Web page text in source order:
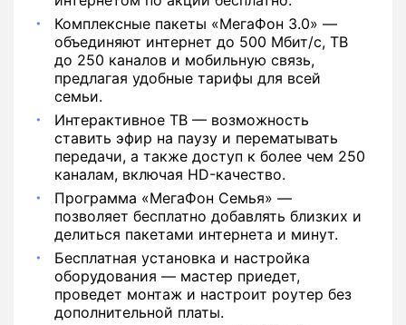
Комплексные пакеты «МегаФон 3.0» —
объединяют интернет до 500 Мбит/с, ТВ
до 250 каналов и мобильную связь,
предлагая удобные тарифы для всей
семьи.
Интерактивное ТВ — возможность
ставить эфир на паузу и перематывать
передачи, а также доступ к более чем 250
каналам, включая HD-качество.
Программа «МегаФон Семья» —
позволяет бесплатно добавлять близких и
делиться пакетами интернета и минут.
Бесплатная установка и настройка
оборудования — мастер приедет,
проведет монтаж и настроит роутер без
дополнительной платы.